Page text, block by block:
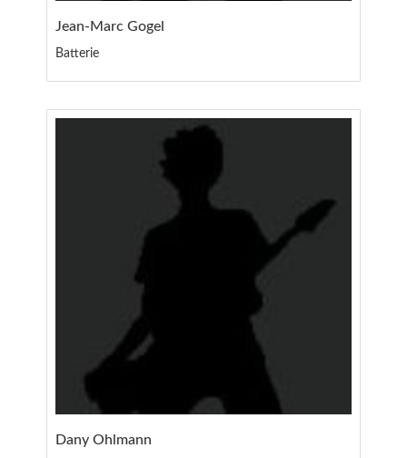
Jean-Marc Gogel
Batterie
Dany Ohlmann